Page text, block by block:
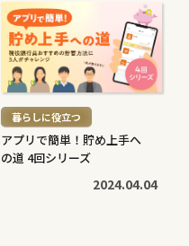
続
き
を
読
む
> 暮らしに役立つ
アプリで簡単！貯め上手へ
の道 4回シリーズ
2024.04.04